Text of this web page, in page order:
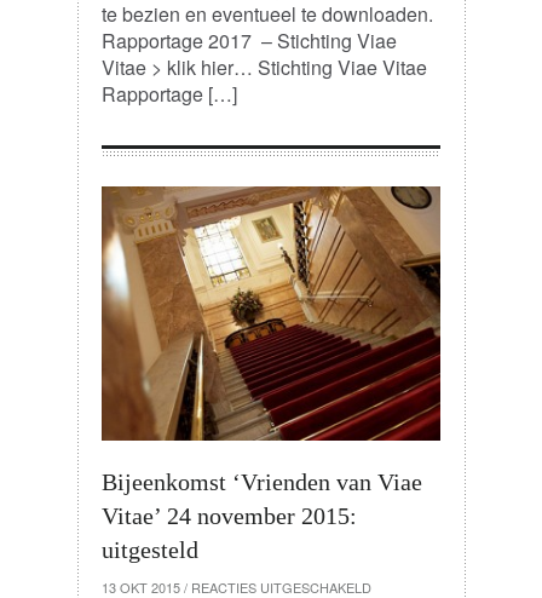
2017
te bezien en eventueel te downloaden.
Rapportage 2017 – Stichting Viae
Vitae > klik hier… Stichting Viae Vitae
Rapportage […]
Bijeenkomst ‘Vrienden van Viae
Vitae’ 24 november 2015:
uitgesteld
13 OKT 2015 / REACTIES UITGESCHAKELDVOOR